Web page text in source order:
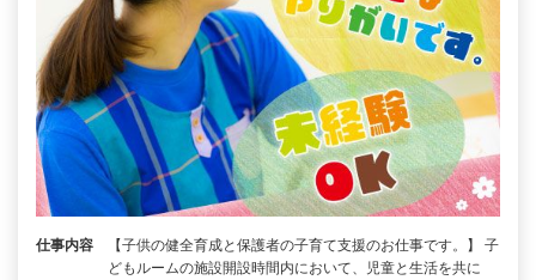
仕事内容
【子供の健全育成と保護者の子育て支援のお仕事です。】 子
どもルームの施設開設時間内において、児童と生活を共に